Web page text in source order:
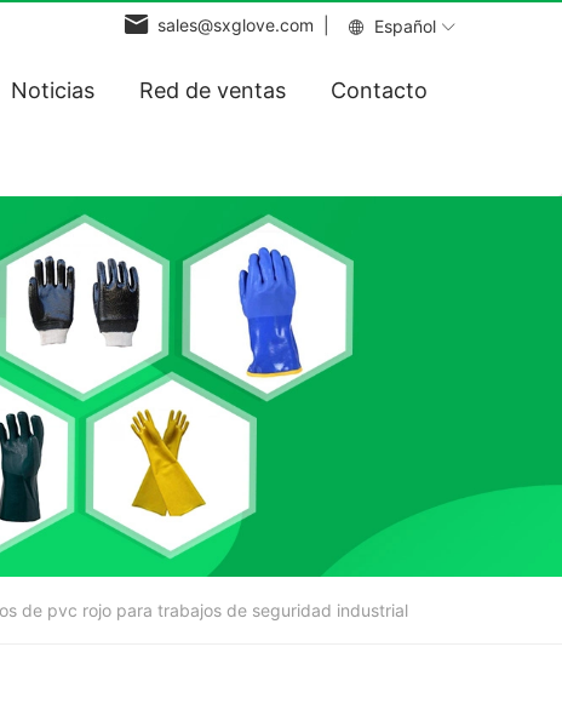
Español
sales@sxglove.com |
Noticias Red de ventas Contacto
de pvc rojo para trabajos de seguridad industrial